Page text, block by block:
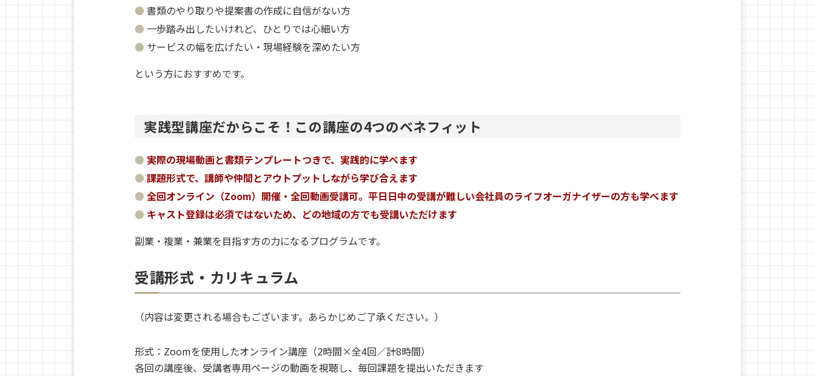
書類のやり取りや提案書の作成に自信がない方
一歩踏み出したいけれど、ひとりでは心細い方
サービスの幅を広げたい・現場経験を深めたい方
という方におすすめです。
実践型講座だからこそ！この講座の4つのベネフィット
実際の現場動画と書類テンプレートつきで、実践的に学べます
課題形式で、講師や仲間とアウトプットしながら学び合えます
全回オンライン（Zoom）開催・全回動画受講可。平日日中の受講が難しい会社員のライフオーガナイザーの方も学べます
キャスト登録は必須ではないため、どの地域の方でも受講いただけます
副業・複業・兼業を目指す方の力になるプログラムです。
受講形式・カリキュラム
（内容は変更される場合もございます。あらかじめご了承ください。）
形式：Zoomを使用したオンライン講座（2時間×全4回／計8時間）
各回の講座後、受講者専用ページの動画を視聴し、毎回課題を提出いただきます